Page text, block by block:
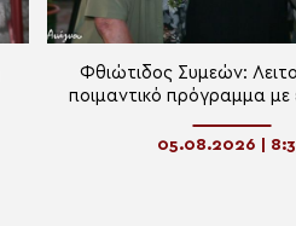
Φθιώτιδος Συμεών:
ποιμαντικό πρόγραμμα με
την αποκατάσταση της
05.08.2026 |